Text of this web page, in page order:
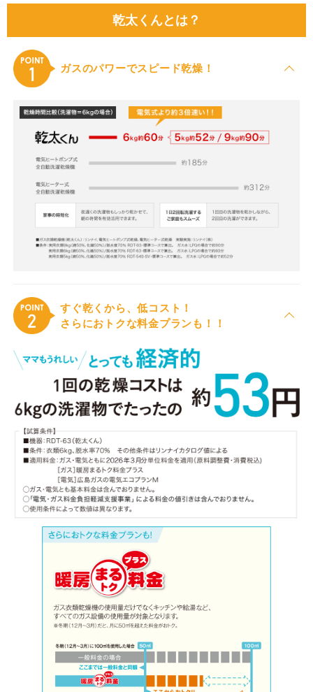
乾太くんとは？
ガスのパワーでスピード乾燥！
すぐ乾くから、低コスト！
さらにおトクな料金プランも！！